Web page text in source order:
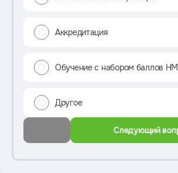
Аккредитация
Обучение с набором баллов
Другое
Следующий